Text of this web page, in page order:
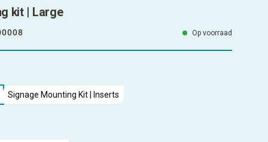
kit | Large
Op voorraad
Signage Mounting Kit | Inserts